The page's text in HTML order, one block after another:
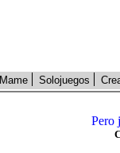
Mame Solojuegos
Pero